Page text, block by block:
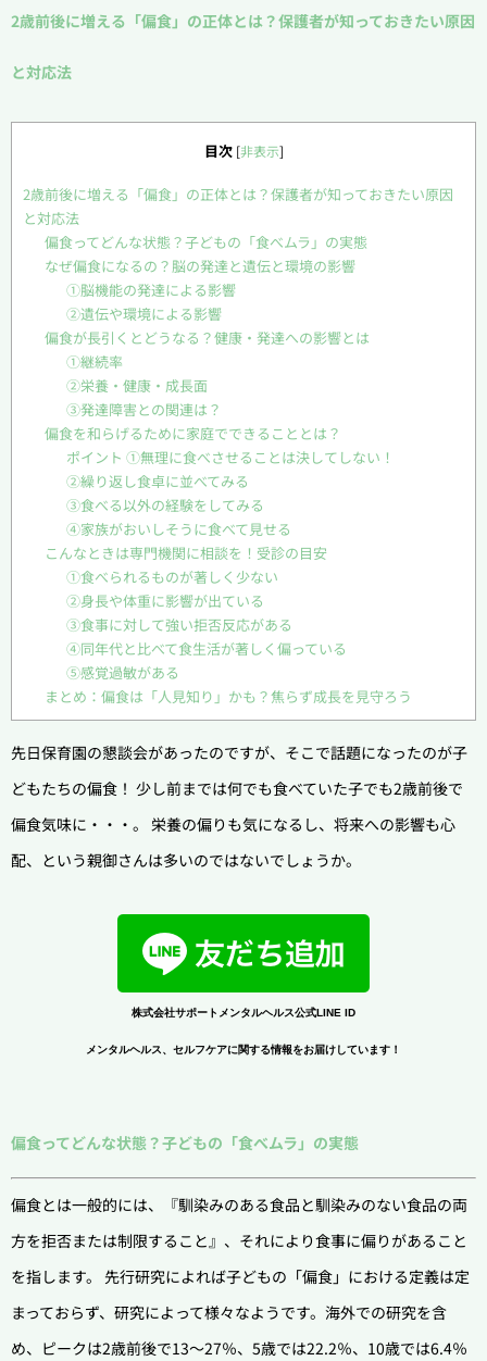
2歳前後に増える「偏食」の正体とは？保護者が知っておきたい原因
と対応法
目次 [非表示]
2歳前後に増える「偏食」の正体とは？保護者が知っておきたい原因
と対応法
偏食ってどんな状態？子どもの「食べムラ」の実態
なぜ偏食になるの？脳の発達と遺伝と環境の影響
①脳機能の発達による影響
②遺伝や環境による影響
偏食が長引くとどうなる？健康・発達への影響とは
①継続率
②栄養・健康・成長面
③発達障害との関連は？
偏食を和らげるために家庭でできることとは？
ポイント ①無理に食べさせることは決してしない！
②繰り返し食卓に並べてみる
③食べる以外の経験をしてみる
④家族がおいしそうに食べて見せる
こんなときは専門機関に相談を！受診の目安
①食べられるものが著しく少ない
②身長や体重に影響が出ている
③食事に対して強い拒否反応がある
④同年代と比べて食生活が著しく偏っている
⑤感覚過敏がある
まとめ：偏食は「人見知り」かも？焦らず成長を見守ろう
先日保育園の懇談会があったのですが、そこで話題になったのが子
どもたちの偏食！ 少し前までは何でも食べていた子でも2歳前後で
偏食気味に・・・。 栄養の偏りも気になるし、将来への影響も心
配、という親御さんは多いのではないでしょうか。
株式会社サポートメンタルヘルス公式LINE ID
メンタルヘルス、セルフケアに関する情報をお届けしています！
偏食ってどんな状態？子どもの「食べムラ」の実態
偏食とは一般的には、『馴染みのある食品と馴染みのない食品の両
方を拒否または制限すること』、それにより食事に偏りがあること
を指します。 先行研究によれば子どもの「偏食」における定義は定
まっておらず、研究によって様々なようです。海外での研究を含
め、ピークは2歳前後で13〜27％、5歳では22.2％、10歳では6.4％